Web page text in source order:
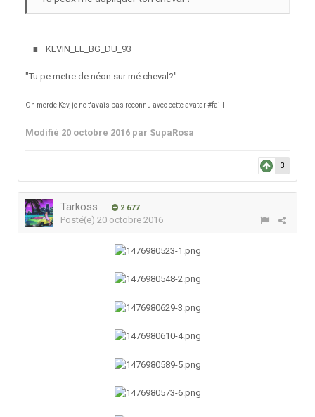
. KEVIN_LE_BG_DU_93
"Tu pe metre de néon sur mé cheval?"
Oh merde Kev, je ne t'avais pas reconnu avec cette avatar #faill
Modifié 20 octobre 2016 par SupaRosa
3
Tarkoss 2 677
Posté(e) 20 octobre 2016